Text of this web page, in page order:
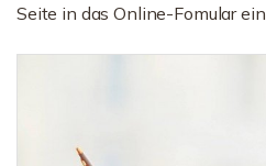
Seite in das Online-Fomular ein.